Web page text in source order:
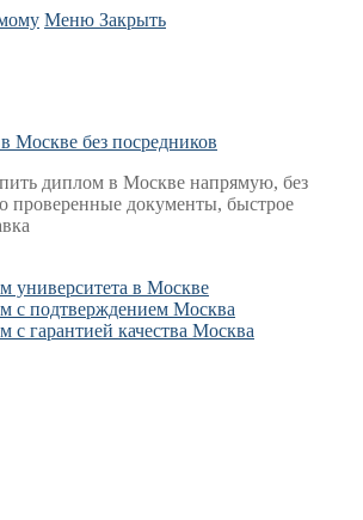
Меню Закрыть
Москве без посредников
диплом в Москве напрямую, без
проверенные документы, быстрое
университета в Москве
с подтверждением Москва
с гарантией качества Москва